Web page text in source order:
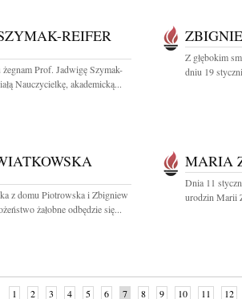
REIFER
Prof. Jadwigę Szymak-
Nauczycielkę, akademicką...
Z głębokim
dniu 19
z domu Piotrowska i Zbigniew
żałobne odbędzie się...
MARIA
Dnia 11
urodzin Marii
1 2 3 4 5 6 7 8 9 10 11 12